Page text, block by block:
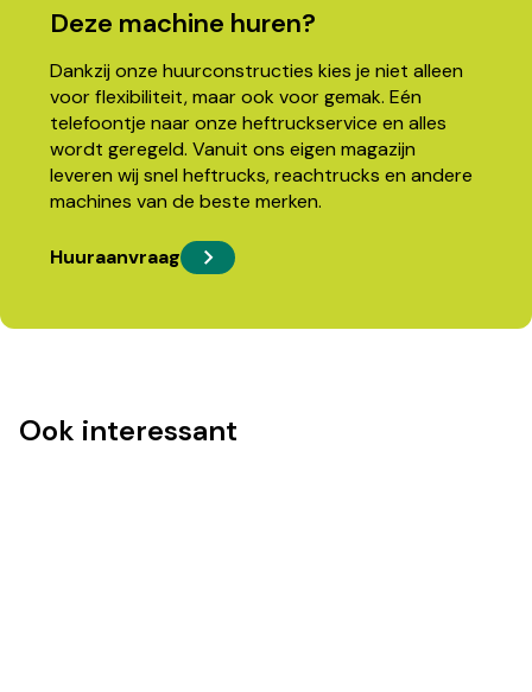
Deze machine huren?
Dankzij onze huurconstructies kies je niet alleen
voor flexibiliteit, maar ook voor gemak. Eén
telefoontje naar onze heftruckservice en alles
wordt geregeld. Vanuit ons eigen magazijn
leveren wij snel heftrucks, reachtrucks en andere
machines van de beste merken.
Huuraanvraag
Ook interessant